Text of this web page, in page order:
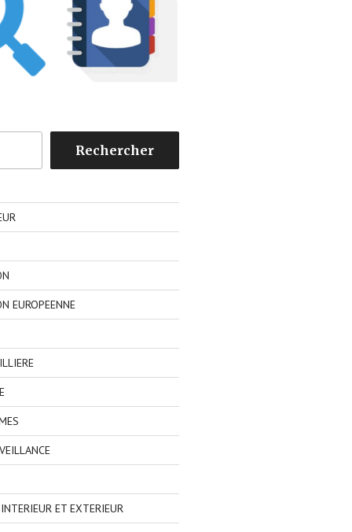
Rechercher
EUROPEENNE
ET EXTERIEUR